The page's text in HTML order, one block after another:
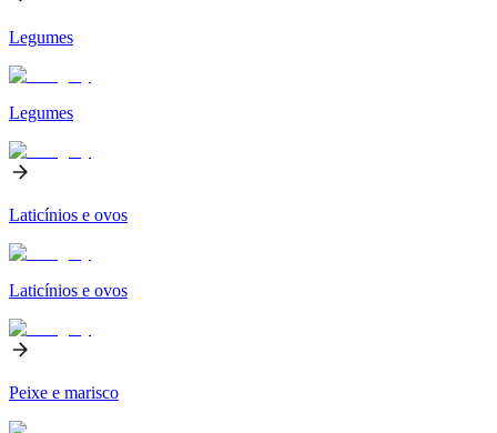
Legumes
Legumes
Laticínios e ovos
Laticínios e ovos
Peixe e marisco